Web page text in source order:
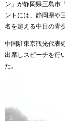
ン」が静岡県三島市
ントには、静岡県や
名を超える中日の青
中国駐東京観光代表
出席しスピーチを行
た。